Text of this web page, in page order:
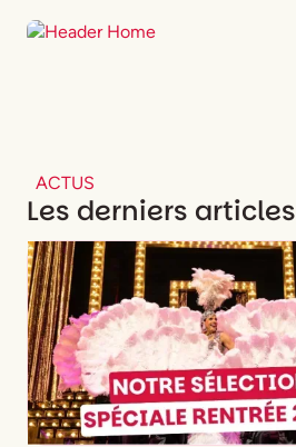
ACTUS
Les derniers articles